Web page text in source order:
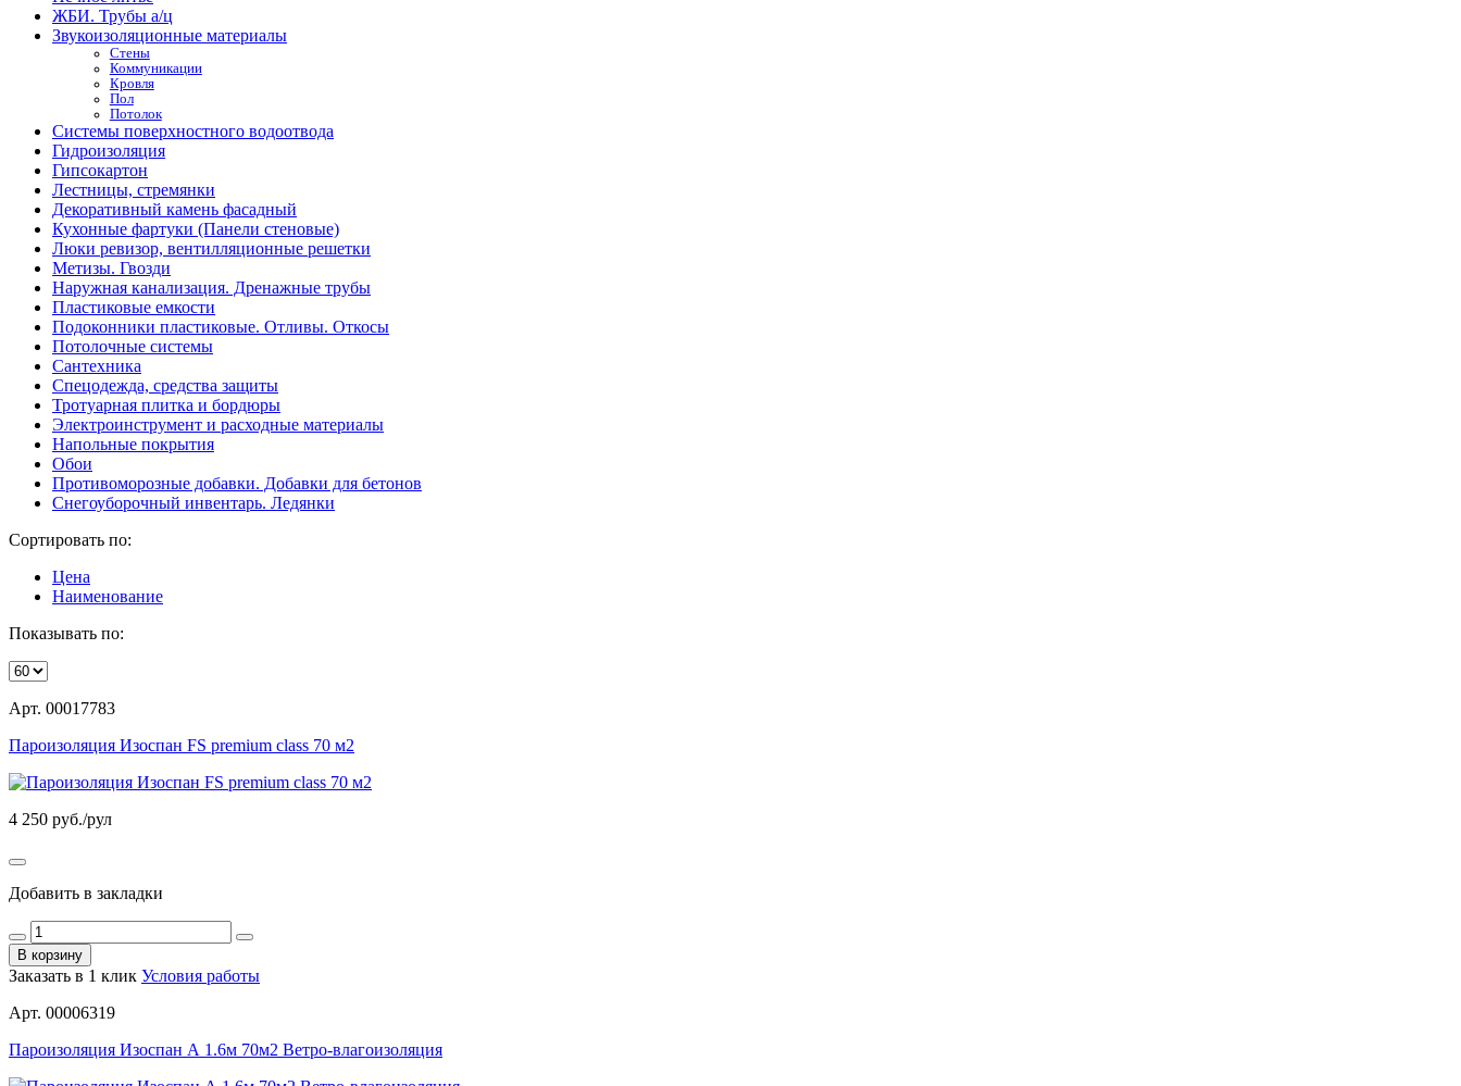
ЖБИ. Трубы а/ц
Звукоизоляционные материалы
Стены
Коммуникации
Кровля
Пол
Потолок
Системы поверхностного водоотвода
Гидроизоляция
Гипсокартон
Лестницы, стремянки
Декоративный камень фасадный
Кухонные фартуки (Панели стеновые)
Люки ревизор, вентилляционные решетки
Метизы. Гвозди
Наружная канализация. Дренажные трубы
Пластиковые емкости
Подоконники пластиковые. Отливы. Откосы
Потолочные системы
Сантехника
Спецодежда, средства защиты
Тротуарная плитка и бордюры
Электроинструмент и расходные материалы
Напольные покрытия
Обои
Противоморозные добавки. Добавки для бетонов
Снегоуборочный инвентарь. Ледянки
Сортировать по:
Цена
Наименование
Показывать по:
Арт. 00017783
Пароизоляция Изоспан FS premium class 70 м2
4 250 руб./рул
Добавить в закладки
В корзину
Заказать в 1 клик Условия работы
Арт. 00006319
Пароизоляция Изоспан А 1.6м 70м2 Ветро-влагоизоляция